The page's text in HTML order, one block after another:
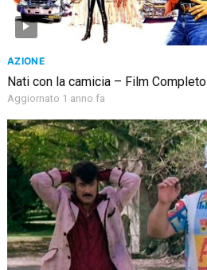
AZIONE
Nati con la camicia – Film Completo
Aggiornato 1 anno fa